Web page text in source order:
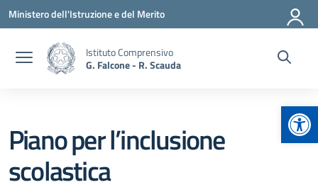
Vai ai contenuti
Vai al menu di navigazione
Vai al footer
Ministero dell'Istruzione e del Merito
Istituto Comprensivo
G. Falcone - R. Scauda
Piano per l’inclusione
scolastica